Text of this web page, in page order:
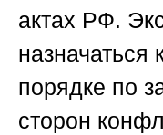
актах РФ.
назначаться
порядке по
сторон